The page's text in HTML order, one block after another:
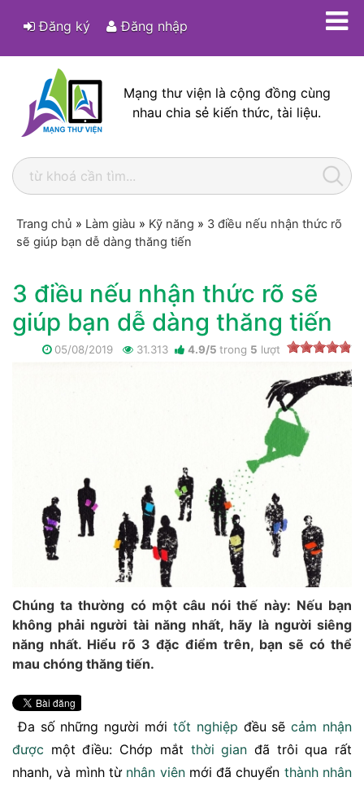
Đăng ký Đăng nhập
Mạng thư viện là cộng đồng cùng
nhau chia sẻ kiến thức, tài liệu.
Trang chủ » Làm giàu » Kỹ năng » 3 điều nếu nhận thức rõ
sẽ giúp bạn dễ dàng thăng tiến
3 điều nếu nhận thức rõ sẽ
giúp bạn dễ dàng thăng tiến
05/08/2019 31.313 4.9/5 trong 5 lượt
Chúng ta thường có một câu nói thế này: Nếu bạn
không phải người tài năng nhất, hãy là người siêng
năng nhất. Hiểu rõ 3 đặc điểm trên, bạn sẽ có thể
mau chóng thăng tiến.
Đa số những người mới tốt nghiệp đều sẽcảm nhận
được một điều: Chớp mắt thời gian đã trôi qua rất
nhanh, và mình từ nhân viênmới đã chuyển thành nhân